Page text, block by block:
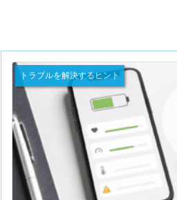
トラブルを解決するヒント